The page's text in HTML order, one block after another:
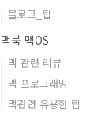
블로그_팁
맥북 맥OS
맥 관련 리뷰
맥 프로그래밍
맥관련 유용한 팁